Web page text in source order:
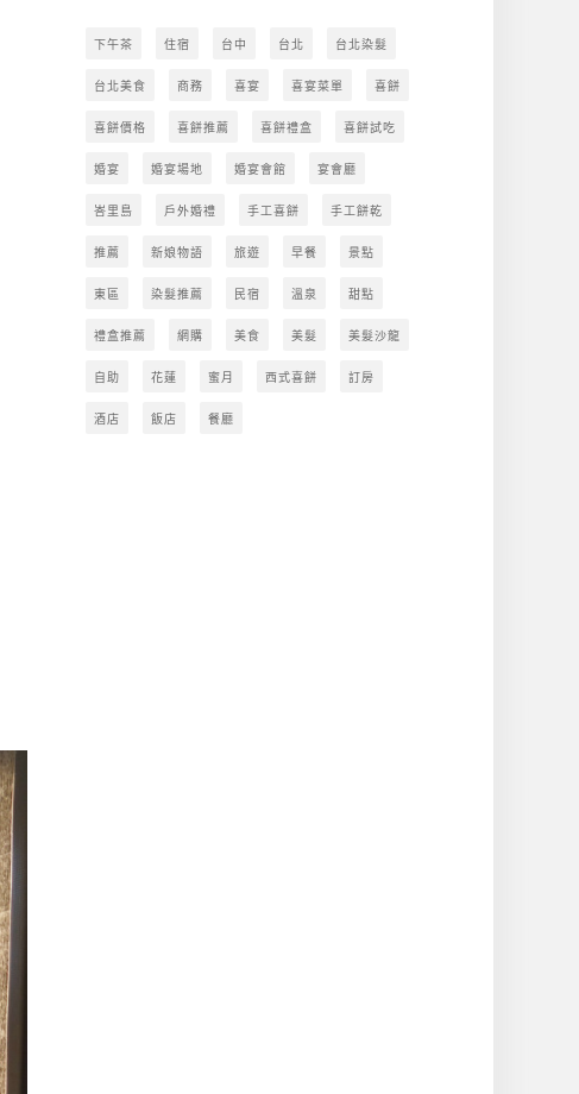
下午茶 住宿 台中 台北 台北染髮
台北美食 商務 喜宴 喜宴菜單 喜餅
喜餅價格 喜餅推薦 喜餅禮盒 喜餅試吃
婚宴 婚宴場地 婚宴會館 宴會廳
峇里島 戶外婚禮 手工喜餅 手工餅乾
推薦 新娘物語 旅遊 早餐 景點
東區 染髮推薦 民宿 溫泉 甜點
禮盒推薦 網購 美食 美髮 美髮沙龍
自助 花蓮 蜜月 西式喜餅 訂房
酒店 飯店 餐廳